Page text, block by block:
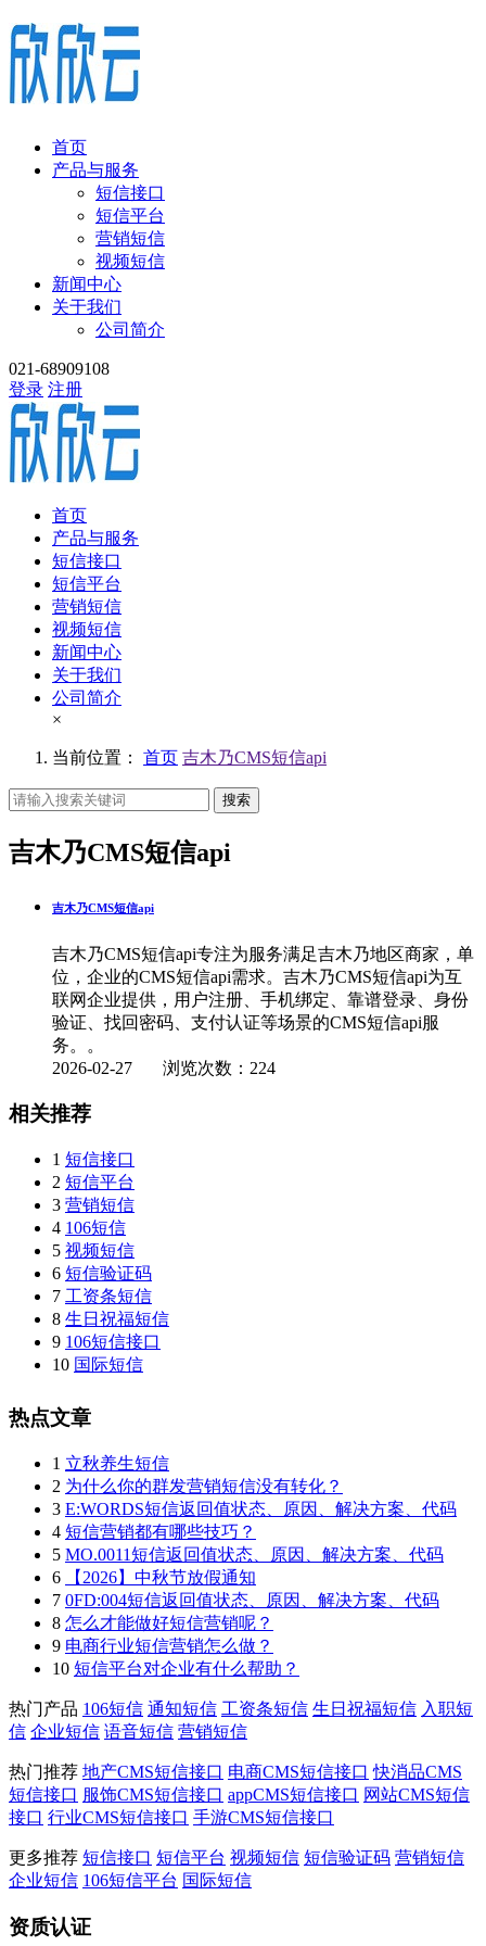
首页
产品与服务
短信接口
短信平台
营销短信
视频短信
新闻中心
关于我们
公司简介
021-68909108
登录 注册
首页
产品与服务
短信接口
短信平台
营销短信
视频短信
新闻中心
关于我们
公司简介
×
当前位置： 首页 吉木乃CMS短信api
搜索
吉木乃CMS短信api
吉木乃CMS短信api
吉木乃CMS短信api专注为服务满足吉木乃地区商家，单
位，企业的CMS短信api需求。吉木乃CMS短信api为互
联网企业提供，用户注册、手机绑定、靠谱登录、身份
验证、找回密码、支付认证等场景的CMS短信api服
务。。
2026-02-27 浏览次数：224
相关推荐
1 短信接口
2 短信平台
3 营销短信
4 106短信
5 视频短信
6 短信验证码
7 工资条短信
8 生日祝福短信
9 106短信接口
10 国际短信
热点文章
1 立秋养生短信
2 为什么你的群发营销短信没有转化？
3 E:WORDS短信返回值状态、原因、解决方案、代码
4 短信营销都有哪些技巧？
5 MO.0011短信返回值状态、原因、解决方案、代码
6
【2026】中秋节放假通知
7 0FD:004短信返回值状态、原因、解决方案、代码
8 怎么才能做好短信营销呢？
9 电商行业短信营销怎么做？
10 短信平台对企业有什么帮助？
热门产品 106短信 通知短信 工资条短信 生日祝福短信 入职短
信 企业短信 语音短信 营销短信
热门推荐 地产CMS短信接口 电商CMS短信接口 快消品CMS
短信接口 服饰CMS短信接口 appCMS短信接口 网站CMS短信
接口 行业CMS短信接口 手游CMS短信接口
更多推荐 短信接口 短信平台 视频短信 短信验证码 营销短信
企业短信 106短信平台 国际短信
资质认证